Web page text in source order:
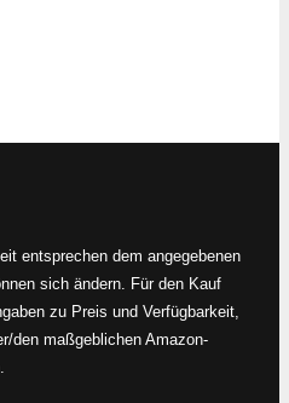
entsprechen dem angegebenen
sich ändern. Für den Kauf
zu Preis und Verfügbarkeit,
den maßgeblichen Amazon-